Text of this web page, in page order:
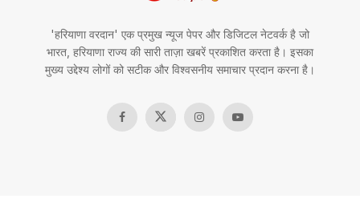
'हरियाणा वरदान' एक प्रमुख न्यूज पेपर और डिजिटल नेटवर्क है जो
भारत, हरियाणा राज्य की सारी ताज़ा खबरें प्रकाशित करता है। इसका
मुख्य उद्देश्य लोगों को सटीक और विश्वसनीय समाचार प्रदान करना है।